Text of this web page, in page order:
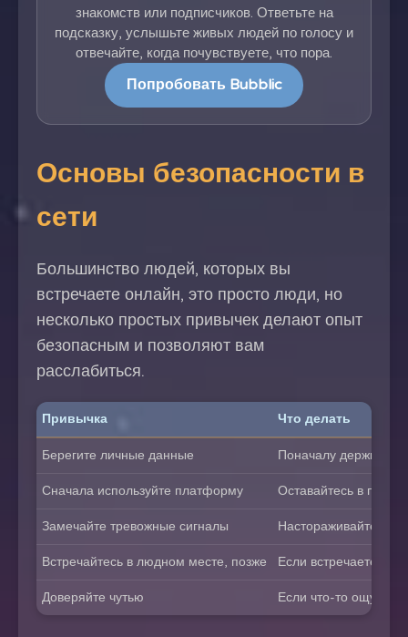
знакомств или подписчиков. Ответьте на
подсказку, услышьте живых людей по голосу и
отвечайте, когда почувствуете, что пора.
Попробовать Bubblic
Основы безопасности в
сети
Большинство людей, которых вы
встречаете онлайн, это просто люди, но
несколько простых привычек делают опыт
безопасным и позволяют вам
расслабиться.
Привычка Что делать
Берегите личные данные Поначалу держите
Сначала используйте платформу Оставайтесь в
Замечайте тревожные сигналы Настораживайтесь
Встречайтесь в людном месте, позже Если встречаетесь
Доверяйте чутью Если что-то